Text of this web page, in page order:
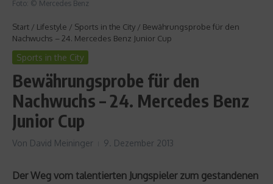
Foto: © Mercedes Benz
Start / Lifestyle / Sports in the City / Bewährungsprobe für den
Nachwuchs – 24. Mercedes Benz Junior Cup
Sports in the City
Bewährungsprobe für den
Nachwuchs – 24. Mercedes Benz
Junior Cup
Von David Meininger 9. Dezember 2013
Der Weg vom talentierten Jungspieler zum gestandenen